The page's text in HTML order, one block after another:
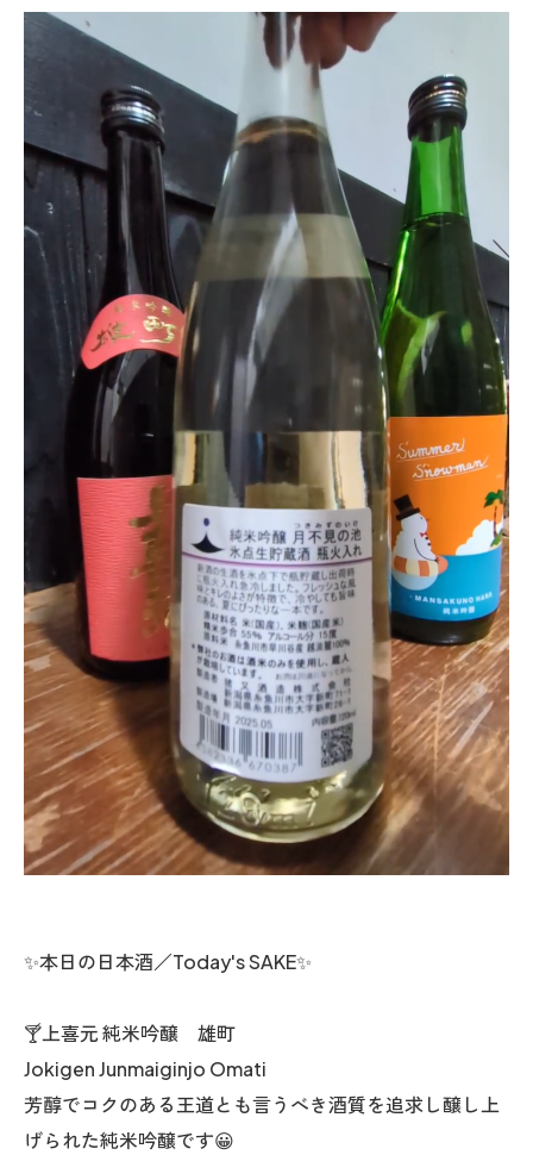
✨本日の日本酒／Today's SAKE✨
🍸上喜元 純米吟醸 雄町
Jokigen Junmaiginjo Omati
芳醇でコクのある王道とも言うべき酒質を追求し醸し上
げられた純米吟醸です😀